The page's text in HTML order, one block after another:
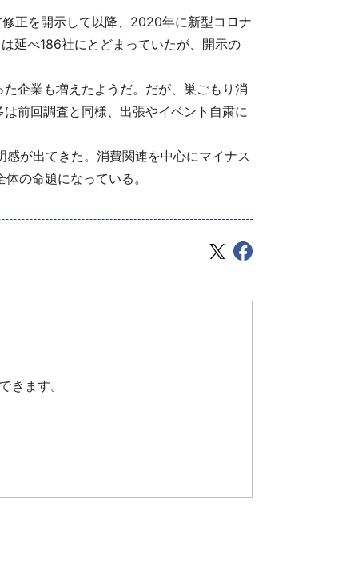
正を開示して以降、2020年に新型コロナ
延べ186社にとどまっていたが、開示の
企業も増えたようだ。だが、巣ごもり消
前回調査と同様、出張やイベント自粛に
が出てきた。消費関連を中心にマイナス
の命題になっている。
きます。